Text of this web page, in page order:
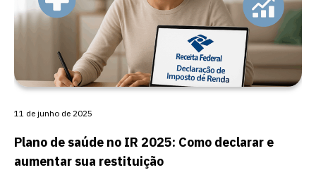
Plano de saúde no IR 2025: Como declarar e
aumentar sua restituição
11 de junho de 2025